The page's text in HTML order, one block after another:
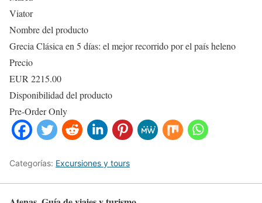
Viator
Nombre del producto
Grecia Clásica en 5 días: el mejor recorrido por el país heleno
Precio
EUR 2215.00
Disponibilidad del producto
Pre-Order Only
Categorías: Excursiones y tours